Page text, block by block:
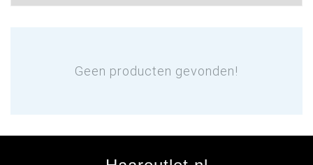
Geen producten gevonden!